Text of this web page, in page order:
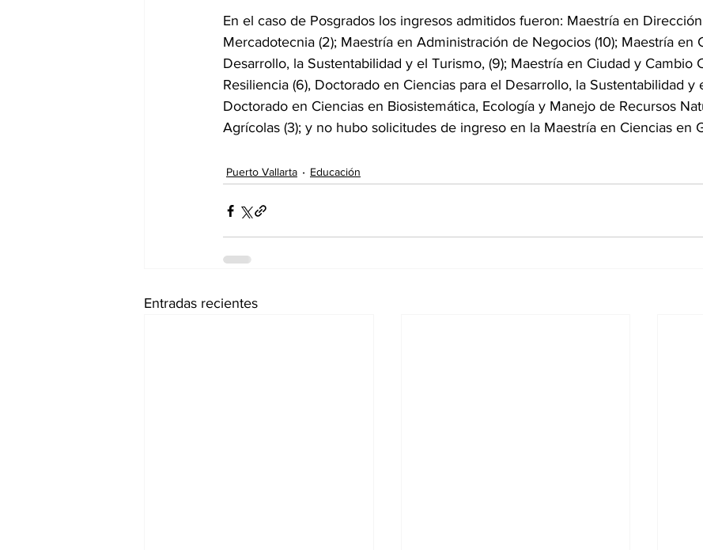
En el caso de Posgrados los ingresos admitidos fueron: Maestría en
Mercadotecnia (2); Maestría en Administración de Negocios (10); Maestría en
Desarrollo, la Sustentabilidad y el Turismo, (9); Maestría en Ciudad y Cambio
Resiliencia (6), Doctorado en Ciencias para el Desarrollo, la Sustentabilidad y
Doctorado en Ciencias en Biosistemática, Ecología y Manejo de Recursos
Agrícolas (3); y no hubo solicitudes de ingreso en la Maestría en Ciencias en
Puerto Vallarta Educación
Entradas recientes